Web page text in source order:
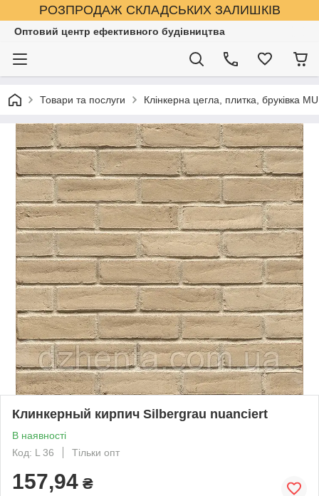
РОЗПРОДАЖ СКЛАДСЬКИХ ЗАЛИШКІВ
Оптовий центр ефективного будівництва
Товари та послуги Клінкерна цегла, плитка, бруківка
Клинкерный кирпич Silbergrau nuanciert
В наявності
Код: L 36
Тільки опт
157,94 ₴